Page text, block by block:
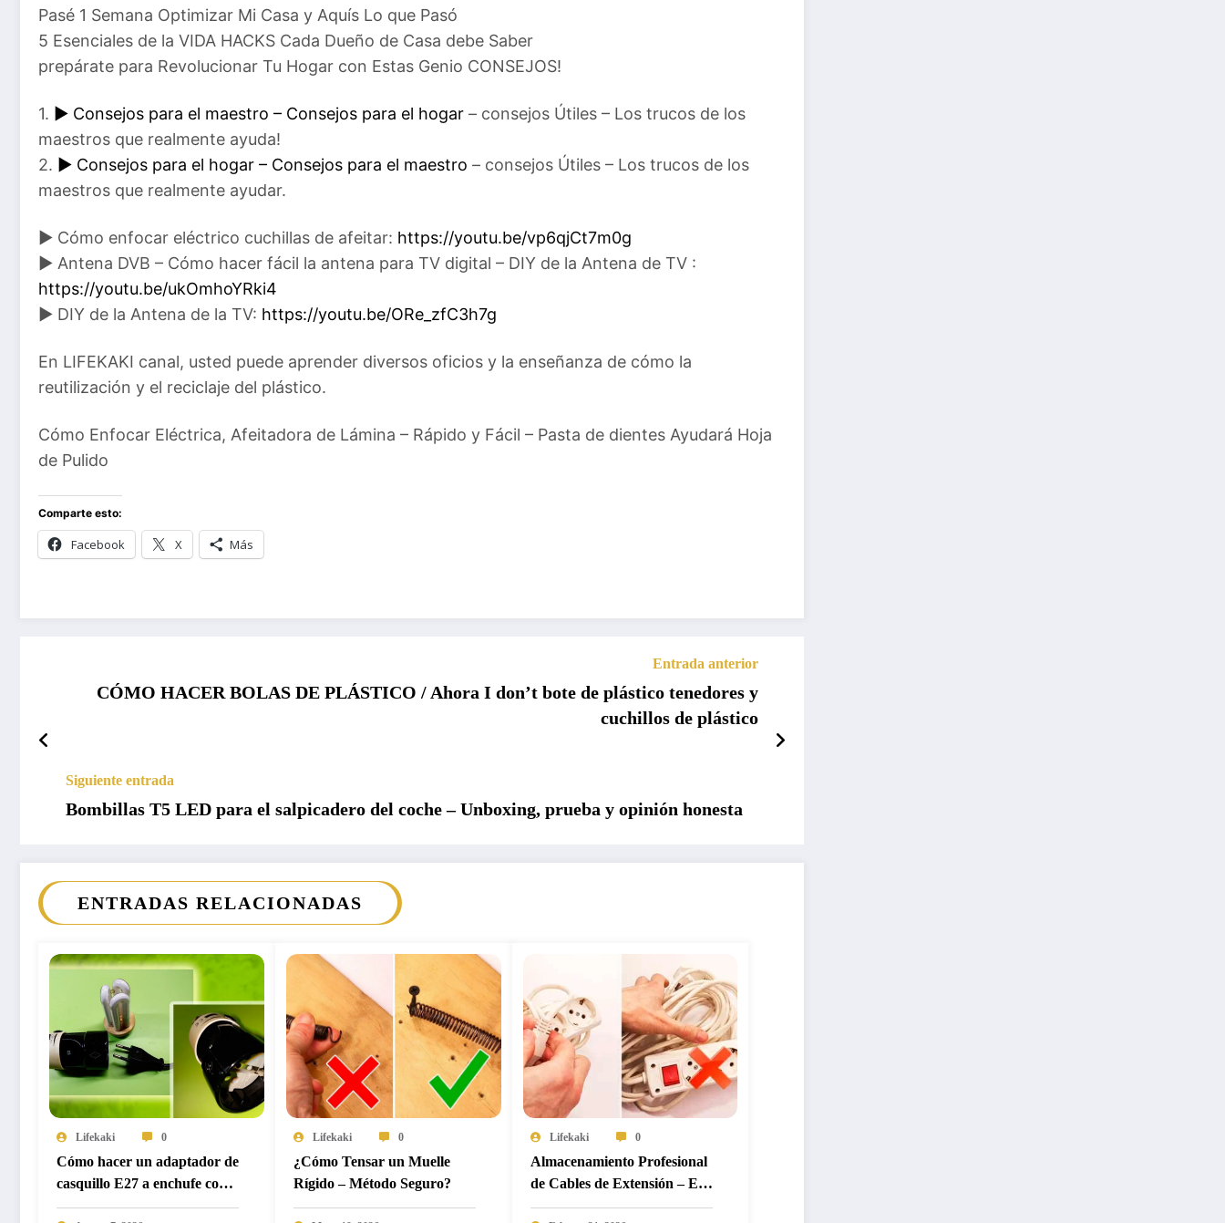
Pasé 1 Semana Optimizar Mi Casa y Aquís Lo que Pasó
5 Esenciales de la VIDA HACKS Cada Dueño de Casa debe Saber
prepárate para Revolucionar Tu Hogar con Estas Genio CONSEJOS!
1. ► Consejos para el maestro – Consejos para el hogar – consejos Útiles – Los trucos de los
maestros que realmente ayuda!
2. ► Consejos para el hogar – Consejos para el maestro – consejos Útiles – Los trucos de los
maestros que realmente ayudar.
► Cómo enfocar eléctrico cuchillas de afeitar: https://youtu.be/vp6qjCt7m0g
► Antena DVB – Cómo hacer fácil la antena para TV digital – DIY de la Antena de TV :
https://youtu.be/ukOmhoYRki4
► DIY de la Antena de la TV: https://youtu.be/ORe_zfC3h7g
En LIFEKAKI canal, usted puede aprender diversos oficios y la enseñanza de cómo la
reutilización y el reciclaje del plástico.
Cómo Enfocar Eléctrica, Afeitadora de Lámina – Rápido y Fácil – Pasta de dientes Ayudará Hoja
de Pulido
Comparte esto:
Facebook X Más
Entrada anterior
CÓMO HACER BOLAS DE PLÁSTICO / Ahora I don’t bote de plástico tenedores y
cuchillos de plástico
Siguiente entrada
Bombillas T5 LED para el salpicadero del coche – Unboxing, prueba y opinión honesta
ENTRADAS RELACIONADAS
Lifekaki 0
Cómo hacer un adaptador de
casquillo E27 a enchufe con
una bombilla de bajo
Lifekaki 0
¿Cómo Tensar un Muelle
Rígido – Método Seguro?
Lifekaki 0
Almacenamiento Profesional
de Cables de Extensión – El
Método de Auto Bloqueo (Sin